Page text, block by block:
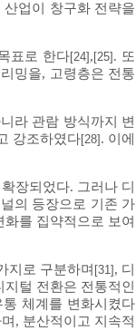
업이 창구화 전략을
표로 한다[24] , [25] . 또
밍을, 고령층은 전통
라 관람 방식까지 변
강조하였다[28] . 이에
장되었다. 그러나 디
의 등장으로 기존 가
를 집약적으로 보여
지로 구분하며 [31] , 디
털 전환은 전통적인
체계를 변화시켰다
, 분산적이고 지속적